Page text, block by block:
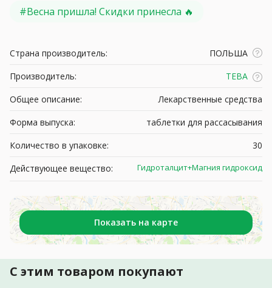
#Весна пришла! Скидки принесла 🔥
Страна производитель:
ПОЛЬША
Производитель:
ТЕВА
Общее описание:
Лекарственные средства
Форма выпуска:
таблетки для рассасывания
Количество в упаковке:
30
Действующее вещество:
Гидроталцит+Магния гидроксид
Показать на карте
С этим товаром покупают